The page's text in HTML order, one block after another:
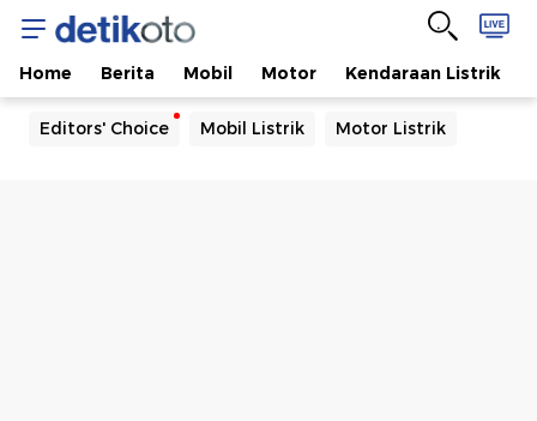
Home Berita Mobil Motor Kendaraan Listrik
Editors' Choice Mobil Listrik Motor Listrik